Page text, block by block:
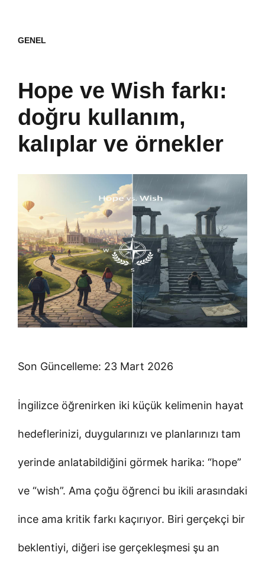
GENEL
Hope ve Wish farkı:
doğru kullanım,
kalıplar ve örnekler
Son Güncelleme: 23 Mart 2026
İngilizce öğrenirken iki küçük kelimenin hayat
hedeflerinizi, duygularınızı ve planlarınızı tam
yerinde anlatabildiğini görmek harika: “hope”
ve “wish”. Ama çoğu öğrenci bu ikili arasındaki
ince ama kritik farkı kaçırıyor. Biri gerçekçi bir
beklentiyi, diğeri ise gerçekleşmesi şu an